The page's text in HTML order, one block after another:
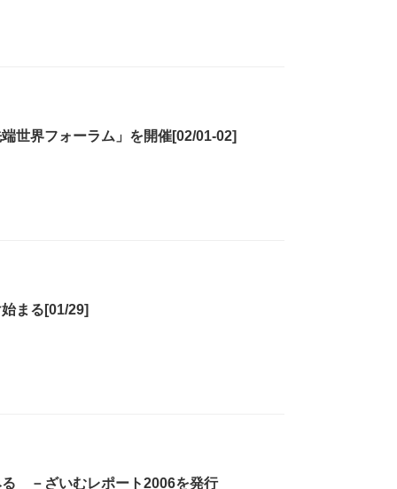
世界フォーラム」を開催[02/01-02]
まる[01/29]
る －ざいむレポート2006を発行